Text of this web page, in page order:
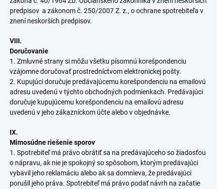
predpisov a zákonom č. 250/2007 Z. z., o ochrane spotrebiteľa v
znení neskorších predpisov.
VIII.
Doručovanie
1. Zmluvné strany si môžu všetku písomnú korešpondenciu
vzájomne doručovať prostredníctvom elektronickej pošty.
2. Kupujúci doručuje predávajúcemu korešpondenciu na emailovú
adresu uvedenú v týchto obchodných podmienkach. Predávajúci
doručuje kupujúcemu korešpondenciu na emailovú adresu
uvedenú v jeho zákazníckom účte alebo v objednávke.
IX.
Mimosúdne riešenie sporov
1. Spotrebiteľ má právo obrátiť sa na predávajúceho so žiadosťou
o nápravu, ak nie je spokojný so spôsobom, ktorým predávajúci
vybavil jeho reklamáciu alebo ak sa domnieva, že predávajúci
porušil jeho práva. Spotrebiteľ má právo podať návrh na začatie